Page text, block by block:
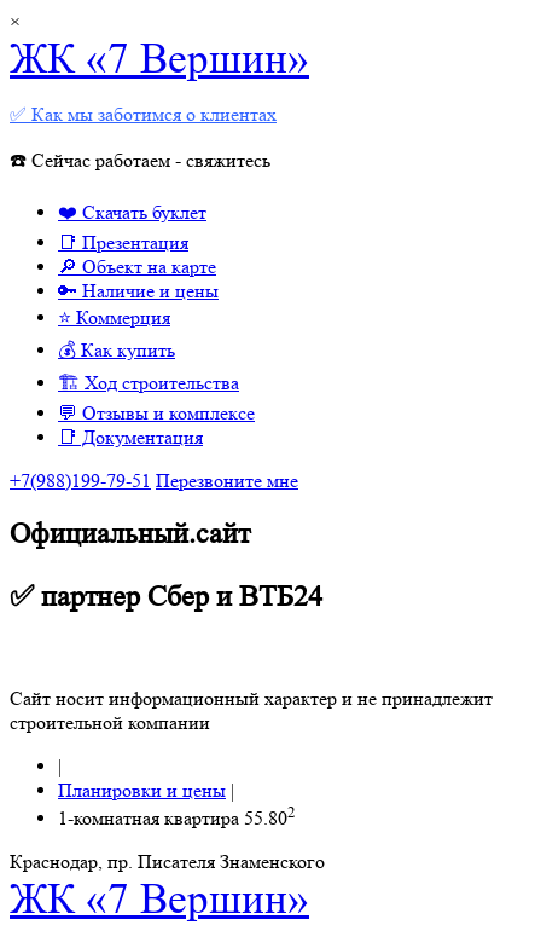
×
ЖК «7 Вершин»
✅ Как мы заботимся о клиентах
☎️ Сейчас работаем - свяжитесь
❤️ Скачать буклет
📑 Презентация
🔎 Объект на карте
🔑 Наличие и цены
⭐️ Коммерция
💰 Как купить
🏗 Ход строительства
💬 Отзывы и комплексе
📑 Документация
+7(988)199-79-51 Перезвоните мне
Официальный.сайт
✅ партнер Сбер и ВТБ24
Сайт носит информационный характер и не принадлежит
строительной компании
|
Планировки и цены |
1-комнатная квартира 55.802
Краснодар, пр. Писателя Знаменского
ЖК «7 Вершин»